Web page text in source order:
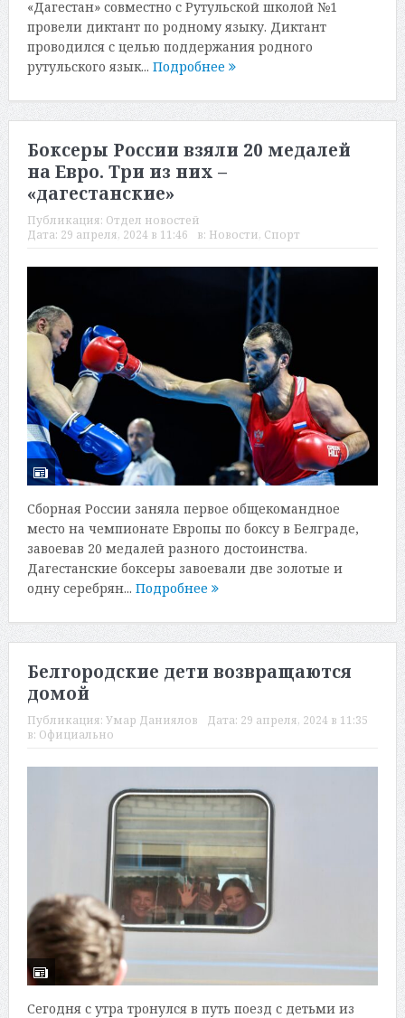
«Дагестан» совместно с Рутульской школой №1
провели диктант по родному языку. Диктант
проводился с целью поддержания родного
рутульского язык... Подробнее
Боксеры России взяли 20 медалей
на Евро. Три из них –
«дагестанские»
Публикация: Отдел новостей
Дата: 29 апреля, 2024 в 11:46 в: Новости, Спорт
Сборная России заняла первое общекомандное
место на чемпионате Европы по боксу в Белграде,
завоевав 20 медалей разного достоинства.
Дагестанские боксеры завоевали две золотые и
одну серебрян... Подробнее
Белгородские дети возвращаются
домой
Публикация: Умар Даниялов Дата: 29 апреля, 2024 в 11:35
в: Официально
Сегодня с утра тронулся в путь поезд с детьми из